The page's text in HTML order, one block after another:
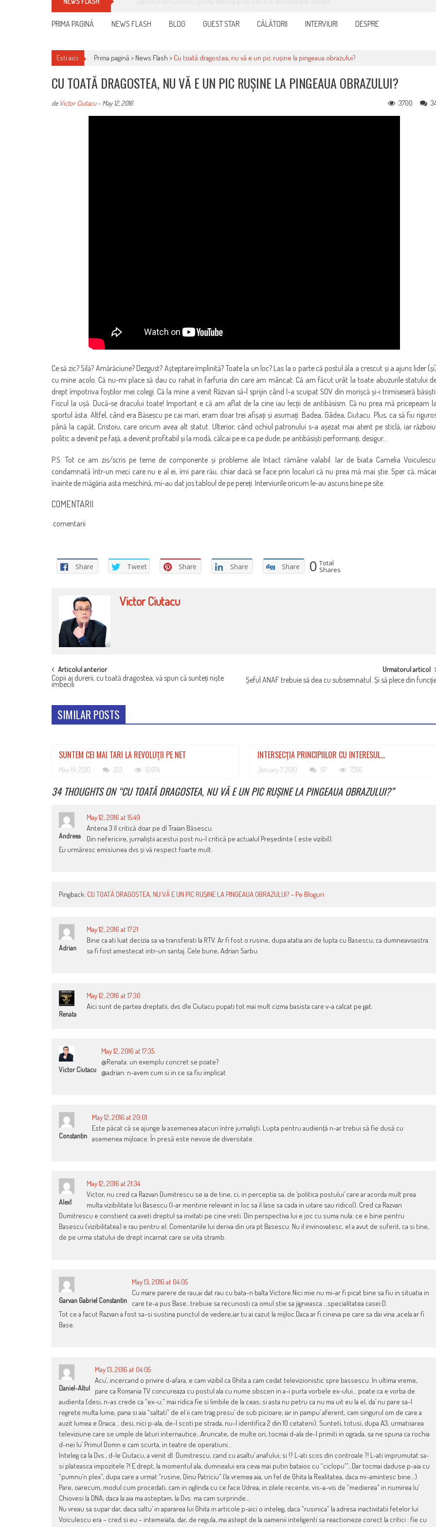
PRIMA PAGINĂ NEWS FLASH BLOG GUEST STAR CĂLĂTORII INTERVIURI DESPRE
Esti aici: Prima pagină > News Flash > Cu toată dragostea, nu vă e un pic rușine la pingeaua obrazului?
CU TOATĂ DRAGOSTEA, NU VĂ E UN PIC RUȘINE LA PINGEAUA OBRAZULUI?
de Victor Ciutacu- May 12, 2016 3700
Ce să zic? Silă? Amărăciune? Dezgust? Așteptare împlinită? Toate la un loc? Las la o parte că postul ăla a crescut și a ajuns lider
cu mine acolo. Că nu-mi place să dau cu rahat în farfuria din care am mâncat. Că am făcut urât la toate abuzurile statului
drept împotriva foștilor mei colegi. Că la mine a venit Răzvan să-l sprijin când l-a scuipat SOV din morișcă și-i trimiseseră
Fiscul la ușă. Ducă-se dracului toate! Important e că am aflat de la cine iau lecții de antibăsism. Că nu prea mă pricepeam
sportul ăsta. Altfel, când era Băsescu pe cai mari, eram doar trei afișați și asumați: Badea, Gâdea, Ciutacu. Plus, ca să fiu
până la capăt, Cristoiu, care oricum avea alt statut. Ulterior, când ochiul patronului s-a așezat mai atent pe sticlă, iar
politic a devenit pe față, a devenit profitabil și la modă, călcai pe ei ca pe dude; pe antibăsiști performanți, desigur…
P.S. Tot ce am zis/scris pe teme de componente și probleme ale Intact rămâne valabil. Iar de biata Camelia
condamnată într-un meci care nu e al ei, îmi pare rău, chiar dacă se face prin localuri că nu prea mă mai știe. Sper că,
înainte de măgăria asta meschină, mi-au dat jos tabloul de pe pereți. Interviurile oricum le-au ascuns bine pe site.
COMENTARII
comentarii
Share Tweet Share Share Share 0 Total
Shares
Victor Ciutacu
POST
NAVIGATION
Articolul anterior
Copii ai durerii, cu toată dragostea, vă spun că sunteți niște
imbecili
Urmatorul articol
Șeful ANAF trebuie să dea cu subsemnatul. Și să plece din
SIMILAR POSTS
SUNTEM CEI MAI TARI LA REVOLUŢII PE NET
May 19, 2010 223 10974
INTERSECŢIA PRINCIPIILOR CU INTERESUL…
January 7, 2010 97 7256
34 THOUGHTS ON “CU TOATĂ DRAGOSTEA, NU VĂ E UN PIC RUȘINE LA PINGEAUA OBRAZULUI?”
Andreea
May 12, 2016 at 15:49
Antena 3 îl critică doar pe dl Traian Băsescu.
Din nefericire, jurnaliștii acestui post nu-l critică pe actualul Președinte ( este vizibil).
Eu urmăresc emisiunea dvs și vă respect foarte mult.
Pingback: CU TOATĂ DRAGOSTEA, NU VĂ E UN PIC RUȘINE LA PINGEAUA OBRAZULUI? - Pe Bloguri
Adrian
May 12, 2016 at 17:21
Bine ca ati luat decizia sa va transferati la RTV. Ar fi fost o rusine, dupa atatia ani de lupta cu Basescu, ca dumneavoastra
sa fi fost amestecat intr-un santaj. Cele bune, Adrian Sarbu.
Renata
May 12, 2016 at 17:30
Aici sunt de partea dreptatii, dvs dle Ciutacu pupati tot mai mult cizma basista care v-a calcat pe gat.
Victor Ciutacu
May 12, 2016 at 17:35
@Renata: un exemplu concret se poate?
@adrian: n-avem cum si in ce sa fiu implicat
Constantin
May 12, 2016 at 20:01
Este păcat că se ajunge la asemenea atacuri între jurnalişti. Lupta pentru audienţă n-ar trebui să fie dusă cu
asemenea mijloace. În presă este nevoie de diversitate.
Alex1
May 12, 2016 at 21:34
Victor, nu cred ca Razvan Dumitrescu se ia de tine, ci, in perceptia sa, de ‘politica postului’ care ar acorda mult prea
multa vizibilitate lui Basescu (l-ar mentine relevant in loc sa il lase sa cada in uitare sau ridicol). Cred ca Razvan
Dumitrescu e constient ca aveti dreptul sa invitati pe cine vreti. Din perspectiva lui e joc cu suma nula: ce e bine pentru
Basescu (vizibilitatea) e rau pentru el. Comentariile lui deriva din ura pt Basescu. Nu il invinovatesc, el a avut de suferit, ca si tine,
de pe urma statului de drept incarnat care se uita stramb.
Garvan Gabriel Constantin
May 13, 2016 at 04:05
Cu mare parere de rau,ai dat rau cu bata-n balta Victore.Nici mie nu mi-ar fi picat bine sa fiu in situatia in
care te-a pus Base…trebuie sa recunosti ca omul stie sa jigneasca …specialitatea casei:D.
Tot ce a facut Razvan a fost sa-si sustina punctul de vedere,iar tu ai cazut la mijloc.Daca ar fi cineva pe care sa dai vina ,acela ar fi
Base.
Daniel-Altul
May 13, 2016 at 04:05
Acu’, incercand o privire d-afara, e cam vizibil ca Ghita a cam cedat televizionistic spre bassescu. In ultima vreme,
pare ca Romania TV concureaza cu postul ala cu nume obscen in a-i purta vorbele ex-ului… poate ca e vorba de
audienta (desi, n-as crede ca “ex-u;” mai ridica fie si limbile de la ceas; si asta nu petru ca nu ma uit eu la el, da’ nu pare sa-l
regrete multa lume, pana si aia “saltati” de el ii cam trag presu’ de sub picioare; iar in pampu’ aferent, cam singurul om de care a
auzit lumea e Onaca… desi, nici p-ala, de-l scoti pe strada, nu-l identifica 2 din 10 cetateni). Sunteti, totusi, dupa A3, urmatoarea
televiziune care se umple de laturi internautice…Aruncate, de multe ori, tocmai d-ala de-l primiti in ograda, sa ne spuna ca rochia
d-nei lu’ Primul Domn e cam scurta, in teatre de operatiuni…
Inteleg ca la Dvs., d-le Ciutacu, a venit dl. Dumitrescu, cand cu asaltu’ anafului; si !? L-ati scos din controale ?! L-ati imprumutat sa-
si plateasca impozitele ?! E drept, la momentul ala, dumnealui era ceva mai putin bataios cu “ciclopu'”…Dar tocmai daduse p-aia cu
“pumnu’n plex”, dupa care a urmat “rusine, Dinu Patriciu” (la vremea aia, un fel de Ghita la Realitatea, daca mi-amintesc bine…)
Pare, oarecum, modul cum procedati, cam in oglinda cu ce face Udrea, in zilele recente, vis-a-vis de “medierea” in numirea lu’
Chiovesi la DNA; daca la aia ma asteptam, la Dvs. ma cam surprinde…
Nu vreau sa supar dar, daca saltu’ in apararea lui Ghita in articole p-aici o inteleg, daca “rusinica” la adresa inactivitatii fetelor lui
Voiculescu era – cred si eu – intemeiata, dar, de regula, ma astept de la oamenii inteligenti sa reactioneze corect la critici : fie cu